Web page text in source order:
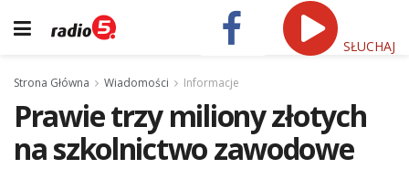
SŁUCHAJ
Strona Główna Wiadomości Informacje
Prawie trzy miliony złotych
na szkolnictwo zawodowe